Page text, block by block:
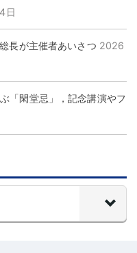
日
長が主催者あいさつ 2026
「閑堂忌」，記念講演やフ